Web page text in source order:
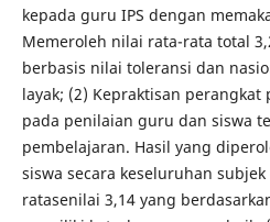
kepada guru IPS dengan
Memeroleh nilai rata-rata total
berbasis nilai toleransi dan
layak; (2) Kepraktisan
pada penilaian guru dan siswa
pembelajaran. Hasil yang
siswa secara keseluruhan
ratasenilai 3,14 yang